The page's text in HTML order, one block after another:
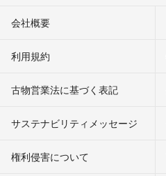
会社概要
利用規約
古物営業法に基づく表記
サステナビリティメッセージ
権利侵害について